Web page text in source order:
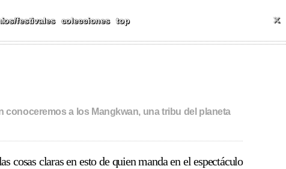
Y MÁS
festivales colecciones top
a los Mangkwan, una tribu del planeta
cosas claras en esto de quien manda en el espectáculo